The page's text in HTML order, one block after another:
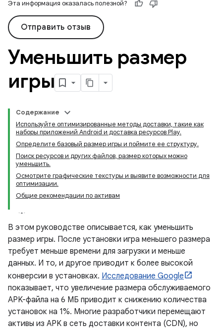
Эта информация оказалась полезной?
Отправить отзыв
Уменьшить размер
игры
Содержание
Используйте оптимизированные методы доставки, такие как
наборы приложений Android и доставка ресурсов Play.
Определите базовый размер игры и поймите ее структуру.
Поиск ресурсов и других файлов, размер которых можно
уменьшить.
Осмотрите графические текстуры и выявите возможности для
оптимизации.
Общие рекомендации по активам
В этом руководстве описывается, как уменьшить
размер игры. После установки игра меньшего размера
требует меньше времени для загрузки и меньше
данных. И то, и другое приводит к более высокой
конверсии в установках. Исследование Google
показывает, что увеличение размера обслуживаемого
APK-файла на 6 МБ приводит к снижению количества
установок на 1%. Многие разработчики перемещают
активы из APK в сеть доставки контента (CDN), но